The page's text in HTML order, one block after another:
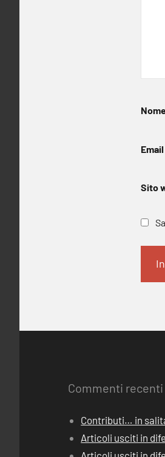
Email
Sito
Commenti recenti
Contributi… in
Articoli usciti in